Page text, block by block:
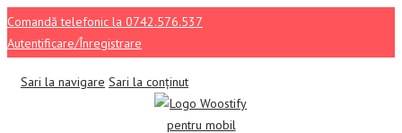
Comandă telefonic la 0742.576.537
Autentificare/Înregistrare
Sari la navigare Sari la conținut